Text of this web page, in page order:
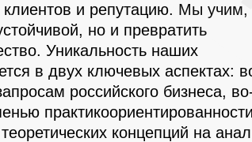
клиентов и репутацию. Мы учим,
но и превратить
Уникальность наших
в двух ключевых аспектах:
российского бизнеса,
концепций на